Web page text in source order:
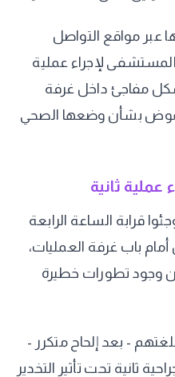
عبر مواقع التواصل
لإجراء عملية
مفاجئ داخل غرفة
بشأن وضعها الصحي
عملية ثانية
قرابة الساعة الرابعة
باب غرفة العمليات،
وجود تطورات خطيرة
- بعد إلحاح متكرر -
ثانية تحت تأثير التخدير